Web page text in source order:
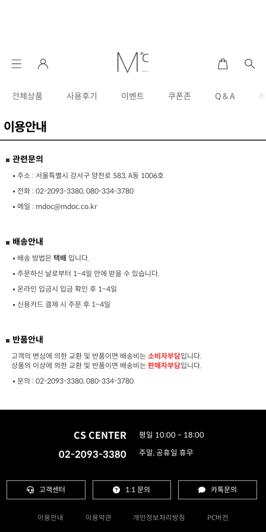
전체상품 사용후기 이벤트 쿠폰존 Q & A
이용안내
관련문의
주소 : 서울특별시 강서구 양천로 583, A동 1006호
전화 : 02-2093-3380, 080-334-3780
메일 : mdoc@mdoc.co.kr
배송안내
배송 방법은 택배 입니다.
주문하신 날로부터 1~4일 안에 받을 수 있습니다.
온라인 입금시 입금 확인 후 1~4일
신용카드 결제 시 주문 후 1~4일
반품안내
고객의 변심에 의한 교환 및 반품이면 배송비는 소비자부담입니다.
상품의 이상에 의한 교환 및 반품이면 배송비는 판매자부담입니다.
문의 : 02-2093-3380, 080-334-3780
CS CENTER
02-2093-3380
평일 10:00 ~ 18:00
주말, 공휴일 휴무
고객센터 1:1 문의 카톡문의
이용안내 이용약관 개인정보처리방침 PC버전